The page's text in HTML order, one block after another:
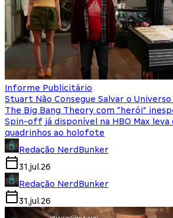
Informe Publicitário
Stuart Não Consegue Salvar o
The Big Bang Theory com “herói”
Spin-off já disponível na HBO Max leva
quadrinhos ao holofote
Redação NerdBunker
31.jul.26
Redação NerdBunker
31.jul.26